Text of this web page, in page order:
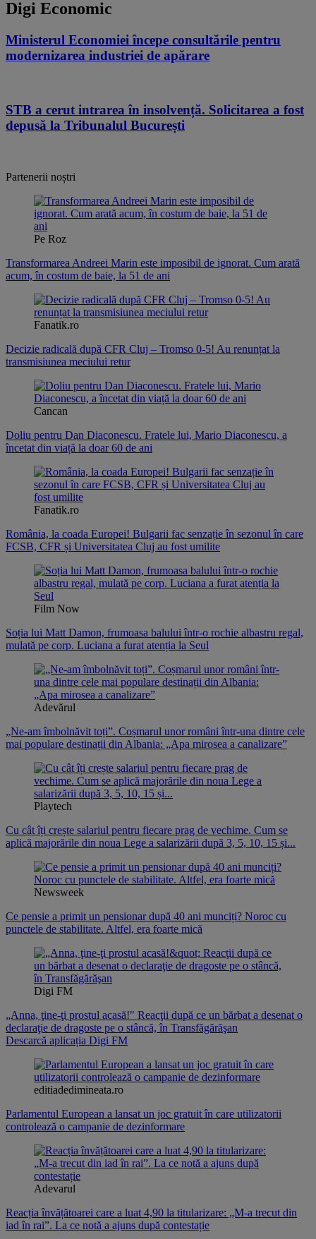
Digi Economic
Ministerul Economiei începe consultările pentru
modernizarea industriei de apărare
STB a cerut intrarea în insolvență. Solicitarea a fost
depusă la Tribunalul București
Partenerii noștri
Pe Roz
Transformarea Andreei Marin este imposibil de ignorat. Cum arată
acum, în costum de baie, la 51 de ani
Fanatik.ro
Decizie radicală după CFR Cluj – Tromso 0-5! Au renunțat la
transmisiunea meciului retur
Cancan
Doliu pentru Dan Diaconescu. Fratele lui, Mario Diaconescu, a
încetat din viață la doar 60 de ani
Fanatik.ro
România, la coada Europei! Bulgarii fac senzație în sezonul în care
FCSB, CFR și Universitatea Cluj au fost umilite
Film Now
Soția lui Matt Damon, frumoasa balului într-o rochie albastru regal,
mulată pe corp. Luciana a furat atenția la Seul
Adevărul
„Ne-am îmbolnăvit toți”. Coșmarul unor români într-una dintre cele
mai populare destinații din Albania: „Apa mirosea a canalizare”
Playtech
Cu cât îți crește salariul pentru fiecare prag de vechime. Cum se
aplică majorările din noua Lege a salarizării după 3, 5, 10, 15 și...
Newsweek
Ce pensie a primit un pensionar după 40 ani munciți? Noroc cu
punctele de stabilitate. Altfel, era foarte mică
Digi FM
„Anna, ţine-ţi prostul acasă!" Reacţii după ce un bărbat a desenat o
declaraţie de dragoste pe o stâncă, în Transfăgărăşan
Descarcă aplicația Digi FM
editiadedimineata.ro
Parlamentul European a lansat un joc gratuit în care utilizatorii
controlează o campanie de dezinformare
Adevarul
Reacția învățătoarei care a luat 4,90 la titularizare: „M-a trecut din
iad în rai”. La ce notă a ajuns după contestație